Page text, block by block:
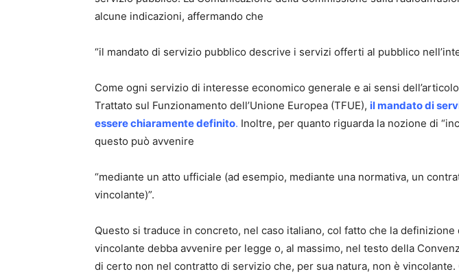
alcune indicazioni, affermando che
“il mandato di servizio pubblico descrive i servizi offerti al pubblico
Come ogni servizio di interesse economico generale e ai sensi
Trattato sul Funzionamento dell’Unione Europea (TFUE), il mandato di
essere chiaramente definito. Inoltre, per quanto riguarda la nozione di
questo può avvenire
“mediante un atto ufficiale (ad esempio, mediante una normativa, un
vincolante)”.
Questo si traduce in concreto, nel caso italiano, col fatto che la definizione
vincolante debba avvenire per legge o, al massimo, nel testo della
di certo non nel contratto di servizio che, per sua natura, non è vincolante.